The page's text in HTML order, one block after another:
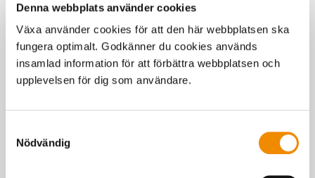
Denna webbplats använder cookies
Växa använder cookies för att den här webbplatsen ska
fungera optimalt. Godkänner du cookies används
insamlad information för att förbättra webbplatsen och
upplevelsen för dig som användare.
Nödvändig
läget, beskriva att man riskerar sämre resultat, om sitt behov av att
behålla sina pengar, eventuellt minska eller stoppa amorteringar
och kanske se över möjligheterna att utöka sina krediter.
Det kan också vara läge attta kontakt med sina affärspartners,
från foderleverantörer till slakteri med flera, för att uppdatera om
I arbetet med att skapa sig en egen bild av läget och göra sin egen